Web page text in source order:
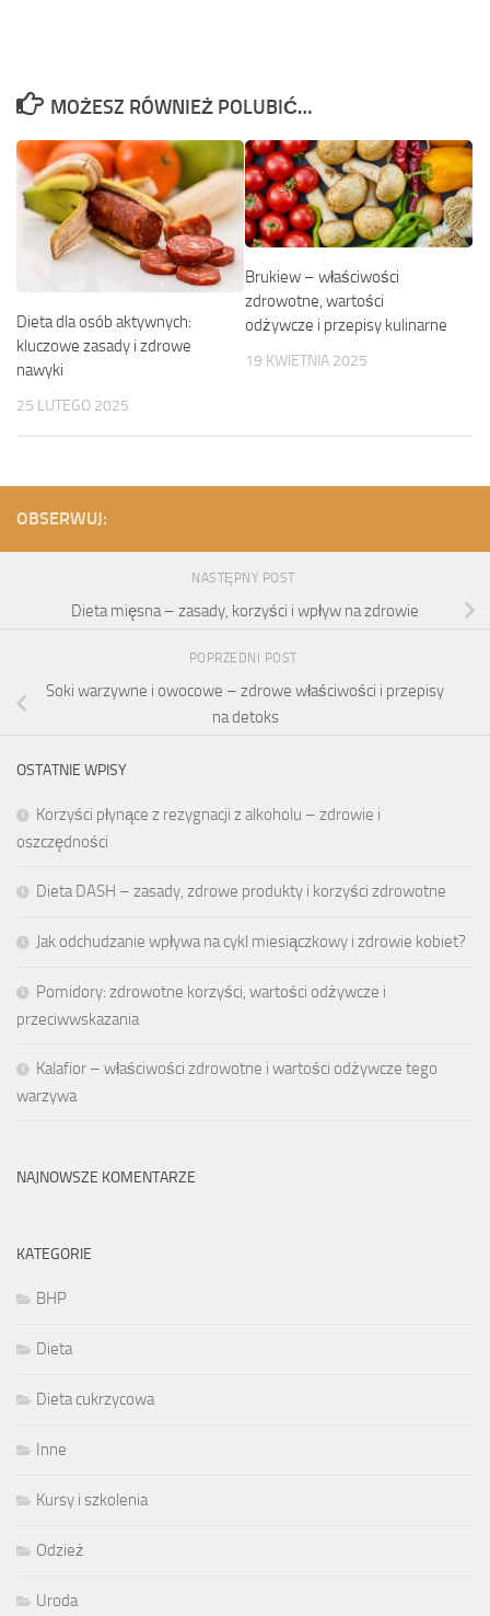
MOŻESZ RÓWNIEŻ POLUBIĆ…
Dieta dla osób aktywnych:
kluczowe zasady i zdrowe
nawyki
25 LUTEGO 2025
Brukiew – właściwości
zdrowotne, wartości
odżywcze i przepisy kulinarne
19 KWIETNIA 2025
OBSERWUJ:
NASTĘPNY POST
Dieta mięsna – zasady, korzyści i wpływ na zdrowie
POPRZEDNI POST
Soki warzywne i owocowe – zdrowe właściwości i przepisy
na detoks
OSTATNIE WPISY
Korzyści płynące z rezygnacji z alkoholu – zdrowie i
oszczędności
Dieta DASH – zasady, zdrowe produkty i korzyści zdrowotne
Jak odchudzanie wpływa na cykl miesiączkowy i zdrowie kobiet?
Pomidory: zdrowotne korzyści, wartości odżywcze i
przeciwwskazania
Kalafior – właściwości zdrowotne i wartości odżywcze tego
warzywa
NAJNOWSZE KOMENTARZE
KATEGORIE
BHP
Dieta
Dieta cukrzycowa
Inne
Kursy i szkolenia
Odzież
Uroda